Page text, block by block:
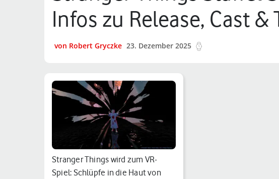
Infos zu Release, Cast
von Robert Gryczke 23. Dezember 2025
Stranger Things wird zum VR-
Spiel: Schlüpfe in die Haut von